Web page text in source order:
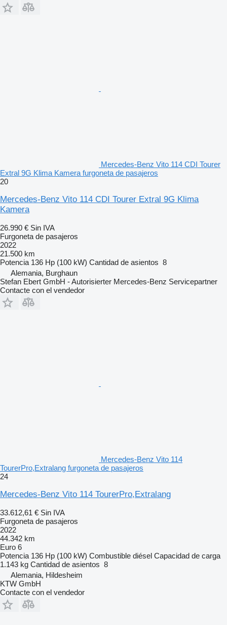
Mercedes-Benz Vito 114 CDI Tourer
Extral 9G Klima Kamera furgoneta de pasajeros
20
Mercedes-Benz Vito 114 CDI Tourer Extral 9G Klima
Kamera
26.990 € Sin IVA
Furgoneta de pasajeros
2022
21.500 km
Potencia 136 Hp (100 kW) Cantidad de asientos 8
Alemania, Burghaun
Stefan Ebert GmbH - Autorisierter Mercedes-Benz Servicepartner
Contacte con el vendedor
Mercedes-Benz Vito 114
TourerPro,Extralang furgoneta de pasajeros
24
Mercedes-Benz Vito 114 TourerPro,Extralang
33.612,61 € Sin IVA
Furgoneta de pasajeros
2022
44.342 km
Euro 6
Potencia 136 Hp (100 kW) Combustible diésel Capacidad de carga
1.143 kg Cantidad de asientos 8
Alemania, Hildesheim
KTW GmbH
Contacte con el vendedor